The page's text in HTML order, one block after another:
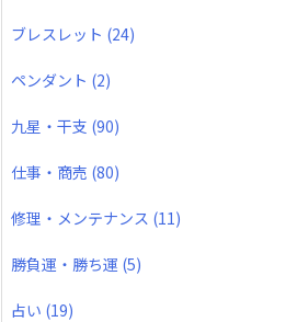
ブレスレット (24)
ペンダント (2)
九星・干支 (90)
仕事・商売 (80)
修理・メンテナンス (11)
勝負運・勝ち運 (5)
占い (19)